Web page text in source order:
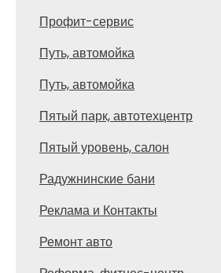
Профит-сервис
Путь, автомойка
Путь, автомойка
Пятый парк, автотехцентр
Пятый уровень, салон
Радужнинские бани
Реклама и Контакты
Ремонт авто